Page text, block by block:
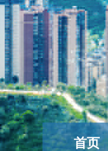
首页